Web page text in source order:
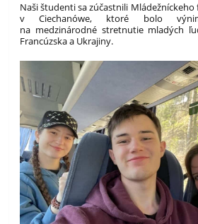
Naši študenti sa zúčastnili
v Ciechanówe, ktoré bolo
na medzinárodné stretnutie mladých
Francúzska a Ukrajiny.